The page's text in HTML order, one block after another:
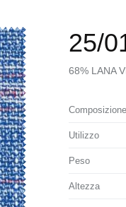
25/
68% LANA
Composizione
Utilizzo
Peso
Altezza